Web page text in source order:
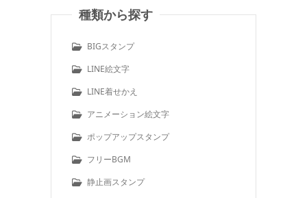
種類から探す
BIGスタンプ
LINE絵文字
LINE着せかえ
アニメーション絵文字
ポップアップスタンプ
フリーBGM
静止画スタンプ